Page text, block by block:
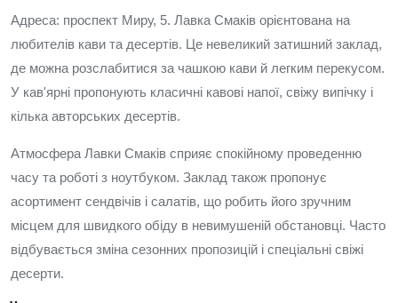
Адреса: проспект Миру, 5. Лавка Смаків орієнтована на
любителів кави та десертів. Це невеликий затишний заклад,
де можна розслабитися за чашкою кави й легким перекусом.
У кав'ярні пропонують класичні кавові напої, свіжу випічку і
кілька авторських десертів.
Атмосфера Лавки Смаків сприяє спокійному проведенню
часу та роботі з ноутбуком. Заклад також пропонує
асортимент сендвічів і салатів, що робить його зручним
місцем для швидкого обіду в невимушеній обстановці. Часто
відбувається зміна сезонних пропозицій і спеціальні свіжі
десерти.